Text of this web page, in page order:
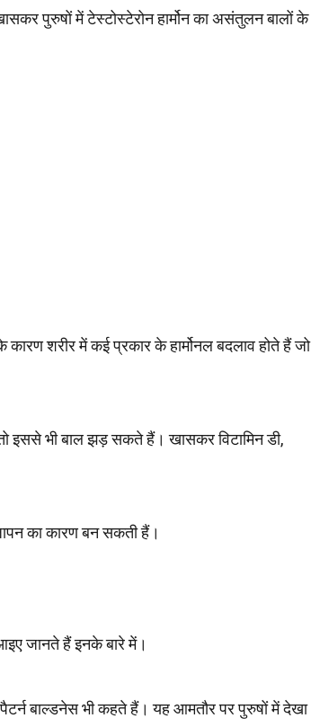
पुरुषों में टेस्टोस्टेरोन हार्मोन का असंतुलन बालों के
शरीर में कई प्रकार के हार्मोनल बदलाव होते हैं जो
इससे भी बाल झड़ सकते हैं। खासकर विटामिन डी,
का कारण बन सकती हैं।
जानते हैं इनके बारे में।
बाल्डनेस भी कहते हैं। यह आमतौर पर पुरुषों में देखा